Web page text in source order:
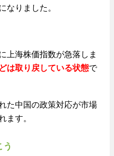
なりました。
上海株価指数が急落しま
は取り戻している状態で
た中国の政策対応が市場
ます。
う